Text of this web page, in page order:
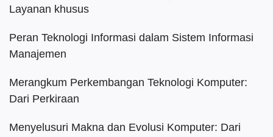
Layanan khusus
Peran Teknologi Informasi dalam Sistem Informasi
Manajemen
Merangkum Perkembangan Teknologi Komputer:
Dari Perkiraan
Menyelusuri Makna dan Evolusi Komputer: Dari